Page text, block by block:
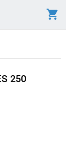
250